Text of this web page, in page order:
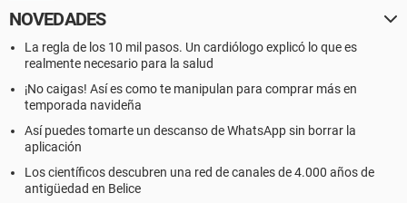
NOVEDADES
La regla de los 10 mil pasos. Un cardiólogo explicó lo que es
realmente necesario para la salud
¡No caigas! Así es como te manipulan para comprar más en
temporada navideña
Así puedes tomarte un descanso de WhatsApp sin borrar la
aplicación
Los científicos descubren una red de canales de 4.000 años de
antigüedad en Belice